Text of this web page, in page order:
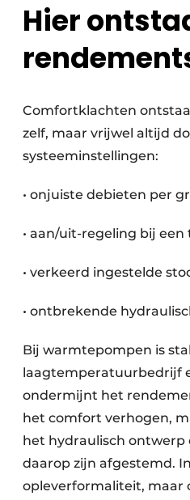
Hier
Comfortklachten
zelf, maar vrijwel altijd
systeeminstellingen:
• onjuiste debieten per
• aan/uit-regeling bij een
• verkeerd ingestelde
• ontbrekende
Bij warmtepompen is
laagtemperatuurbedrijf
ondermijnt het
het comfort verhogen,
het hydraulisch ontwerp
daarop zijn afgestemd.
opleverformaliteit, maar